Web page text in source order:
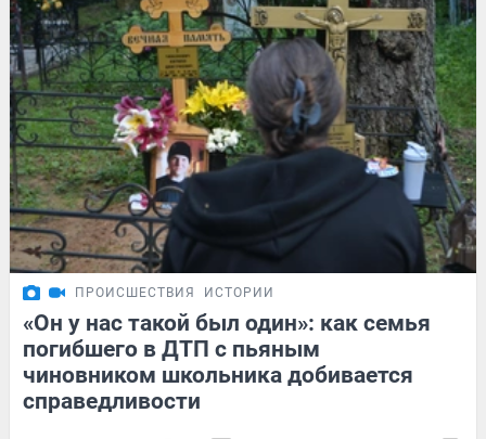
ПРОИСШЕСТВИЯ ИСТОРИИ
«Он у нас такой был один»: как семья
погибшего в ДТП с пьяным
чиновником школьника добивается
справедливости